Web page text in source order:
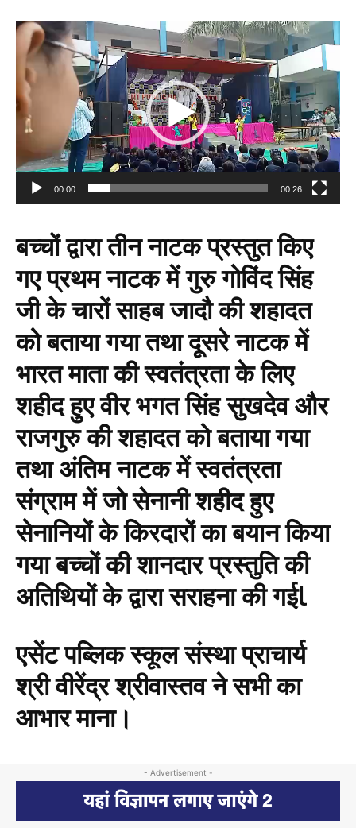
V
o
P
y
r
00:00 00:26
बच्चों द्वारा तीन नाटक प्रस्तुत किए
गए प्रथम नाटक में गुरु गोविंद सिंह
जी के चारों साहब जादौ की शहादत
को बताया गया तथा दूसरे नाटक में
भारत माता की स्वतंत्रता के लिए
शहीद हुए वीर भगत सिंह सुखदेव और
राजगुरु की शहादत को बताया गया
तथा अंतिम नाटक में स्वतंत्रता
संग्राम में जो सेनानी शहीद हुए
सेनानियों के किरदारों का बयान किया
गया बच्चों की शानदार प्रस्तुति की
अतिथियों के द्वारा सराहना की गईl
एसेंट पब्लिक स्कूल संस्था प्राचार्य
श्री वीरेंद्र श्रीवास्तव ने सभी का
आभार माना।
- Advertisement -